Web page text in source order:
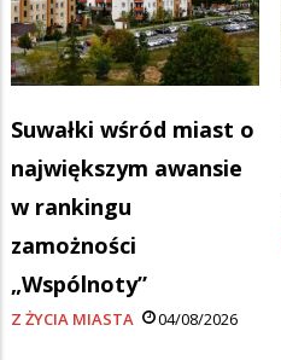
Suwałki wśród miast o
największym awansie
w rankingu
zamożności
„Wspólnoty”
Z ŻYCIA MIASTA 04/08/2026